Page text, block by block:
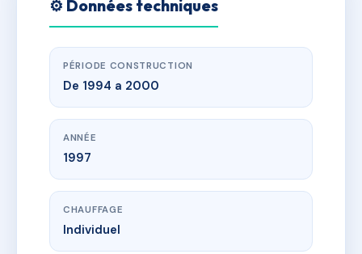
⚙️ Données techniques
PÉRIODE CONSTRUCTION
De 1994 a 2000
ANNÉE
1997
CHAUFFAGE
Individuel